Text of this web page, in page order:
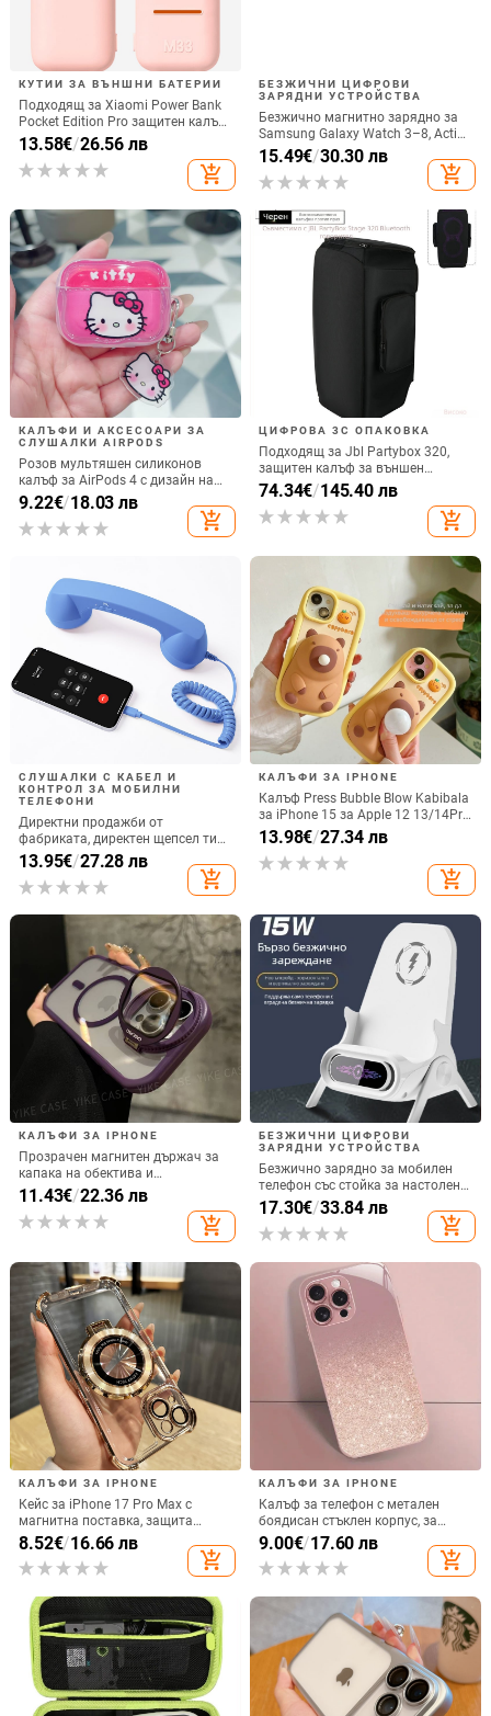
КУТИИ ЗА ВЪНШНИ БАТЕРИИ
Подходящ за Xiaomi Power Bank
Pocket Edition Pro защитен калъф
33W силиконов 10000mA
неплъзгащ се защитен калъф за
Power Bank
13.58€/26.56 лв
add_shopping_cart
БЕЗЖИЧНИ ЦИФРОВИ
ЗАРЯДНИ УСТРОЙСТВА
Безжично магнитно зарядно за
Samsung Galaxy Watch 3–8, Active
1/2 • QC2.0 • Магнитно зареждане
• 3W / 1A
15.49€/30.30 лв
add_shopping_cart
КАЛЪФИ И АКСЕСОАРИ ЗА
СЛУШАЛКИ AIRPODS
Розов мультяшен силиконов
калъф за AirPods 4 с дизайн на
котка
9.22€/18.03 лв
add_shopping_cart
ЦИФРОВА 3C ОПАКОВКА
Подходящ за Jbl Partybox 320,
защитен калъф за външен
високоговорител, калъф за
количка Stage 320 Audio,
прахозащитно покритие.
74.34€/145.40 лв
add_shopping_cart
СЛУШАЛКИ С КАБЕЛ И
КОНТРОЛ ЗА МОБИЛНИ
ТЕЛЕФОНИ
Директни продажби от
фабриката, директен щепсел тип
C, мобилен телефон, Douyin
Internet Celebrity, електрически
микрофон, слушалки с C порт,
13.95€/27.28 лв
add_shopping_cart
КАЛЪФИ ЗА IPHONE
Калъф Press Bubble Blow Kabibala
за iPhone 15 за Apple 12 13/14Pro
Max, устойчив на изпускане 11
13.98€/27.34 лв
add_shopping_cart
КАЛЪФИ ЗА IPHONE
Прозрачен магнитен държач за
капака на обектива и
удароустойчив твърд калъф за
iPhone 17 Pro Max
11.43€/22.36 лв
add_shopping_cart
БЕЗЖИЧНИ ЦИФРОВИ
ЗАРЯДНИ УСТРОЙСТВА
Безжично зарядно за мобилен
телефон със стойка за настолен
монтаж за хоризонтално или
вертикално ползване, QC3.0, 2 A,
15 W, Бързо зареждане
17.30€/33.84 лв
add_shopping_cart
КАЛЪФИ ЗА IPHONE
Кейс за iPhone 17 Pro Max с
магнитна поставка, защита
срещу изпускане на четирите
ъгъла, акрилен корпус с
електроплатиран финиш
8.52€/16.66 лв
add_shopping_cart
КАЛЪФИ ЗА IPHONE
Калъф за телефон с метален
боядисан стъклен корпус, за
iPhone 11–14 Pro Max,
охлаждане, модел YK263
9.00€/17.60 лв
add_shopping_cart